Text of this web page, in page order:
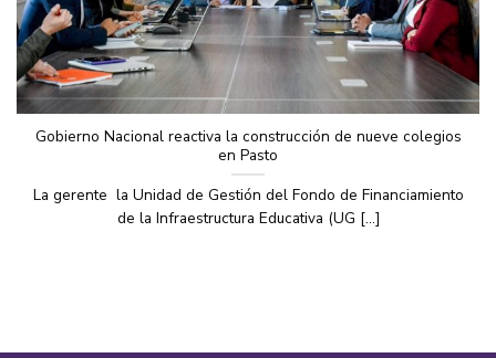
Gobierno Nacional reactiva la construcción de nueve colegios
en Pasto
La gerente la Unidad de Gestión del Fondo de Financiamiento
de la Infraestructura Educativa (UG [...]